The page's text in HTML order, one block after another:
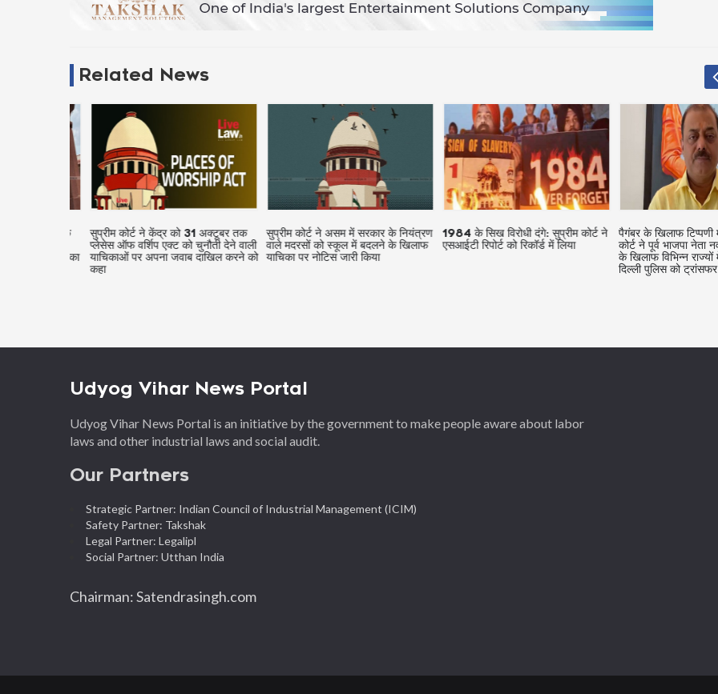
Related News
सुप्रीम कोर्ट ने केंद्र को 31 अक्टूबर तक
प्लेसेस ऑफ वर्शिप एक्ट को चुनौती देने वाली
याचिकाओं पर अपना जवाब दाखिल करने को
सुप्रीम कोर्ट ने असम में सरकार के नियंत्रण
वाले मदरसों को स्कूल में बदलने के खिलाफ
याचिका पर नोटिस जारी किया
1984 के सिख विरोधी दंगे: सुप्रीम कोर्ट ने
एसआईटी रिपोर्ट को रिकॉर्ड में लिया
पैगंबर के खिलाफ टिप्पणी
कोर्ट ने पूर्व भाजपा नेता
के खिलाफ विभिन्न राज्यों में
दिल्ली पुलिस को ट्रांसफर किया
Udyog Vihar News Portal
Udyog Vihar News Portal is an initiative by the government to make people aware about labor
laws and other industrial laws and social audit.
Our Partners
Strategic Partner: Indian Council of Industrial Management (ICIM)
Safety Partner: Takshak
Legal Partner: Legalipl
Social Partner: Utthan India
Chairman: Satendrasingh.com